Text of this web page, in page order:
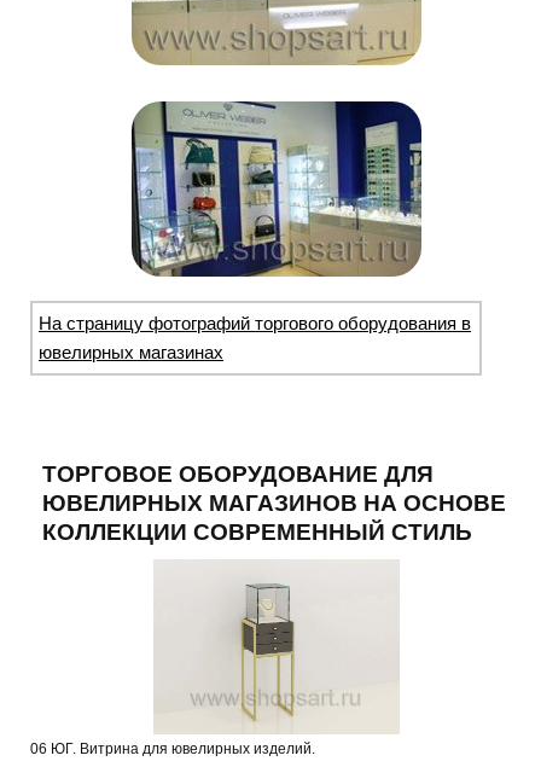
На страницу фотографий торгового оборудования в
ювелирных магазинах
ТОРГОВОЕ ОБОРУДОВАНИЕ ДЛЯ
ЮВЕЛИРНЫХ МАГАЗИНОВ НА ОСНОВЕ
КОЛЛЕКЦИИ СОВРЕМЕННЫЙ СТИЛЬ
06 ЮГ. Витрина для ювелирных изделий.